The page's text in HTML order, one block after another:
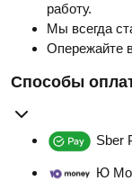
работу.
Мы всегда
Опережайте
Способы
Sber
Ю